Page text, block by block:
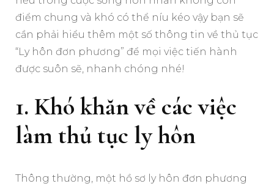
điểm chung và khó có thể níu kéo vậy bạn sẽ
cần phải hiểu thêm một số thông tin về thủ tục
“Ly hôn đơn phương” để mọi việc tiến hành
được suôn sẽ, nhanh chóng nhé!
1. Khó khăn về các việc
làm thủ tục ly hôn
Thông thường, một hồ sơ ly hôn đơn phương